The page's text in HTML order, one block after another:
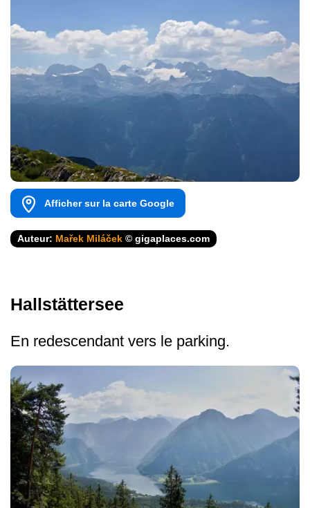
Afficher sur la carte Google
Auteur: Mařek Miláček © gigaplaces.com
Hallstättersee
En redescendant vers le parking.